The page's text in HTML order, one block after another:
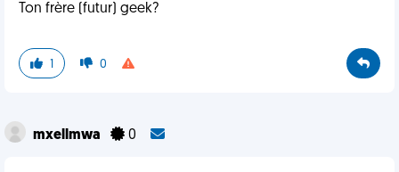
Ton frère (futur) geek?
1 0
mxellmwa 0